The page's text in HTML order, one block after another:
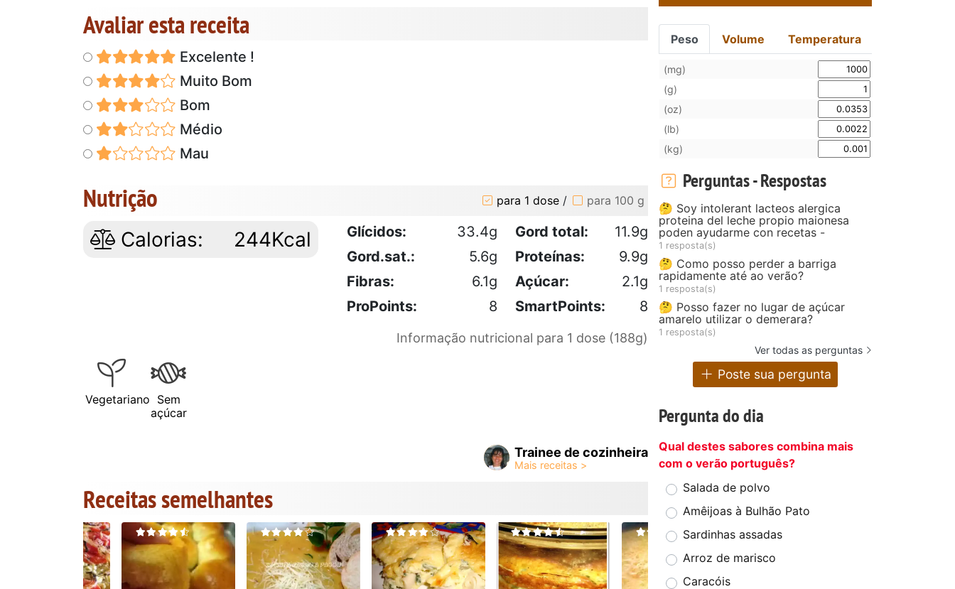
Avaliar esta receita
Excelente !
Muito Bom
Bom
Médio
Mau
Nutrição para 1 dose / para 100 g
Calorias: 244Kcal Glícidos: 33.4g Gord total:
11.9g
Gord.sat.:
5.6g Proteínas:
9.9g
Fibras:
6.1g Açúcar:
2.1g
ProPoints:
8 SmartPoints: 8
Informação nutricional para 1 dose (188g)
Vegetariano Sem
açúcar
Trainee de cozinheira
Receitas semelhantes
Peso Volume Temperatura
(mg)
(g)
(oz)
(lb)
(kg)
Perguntas - Respostas
🤔 Soy intolerant lacteos alergica
proteina del leche propio maionesa
poden ayudarme con recetas -
1 resposta(s)
🤔 Como posso perder a barriga
rapidamente até ao verão?
1 resposta(s)
🤔 Posso fazer no lugar de açúcar
amarelo utilizar o demerara?
1 resposta(s)
Ver todas as perguntas
Poste sua pergunta
Pergunta do dia
Qual destes sabores combina mais
com o verão português?
Salada de polvo
Amêijoas à Bulhão Pato
Sardinhas assadas
Arroz de marisco
Caracóis